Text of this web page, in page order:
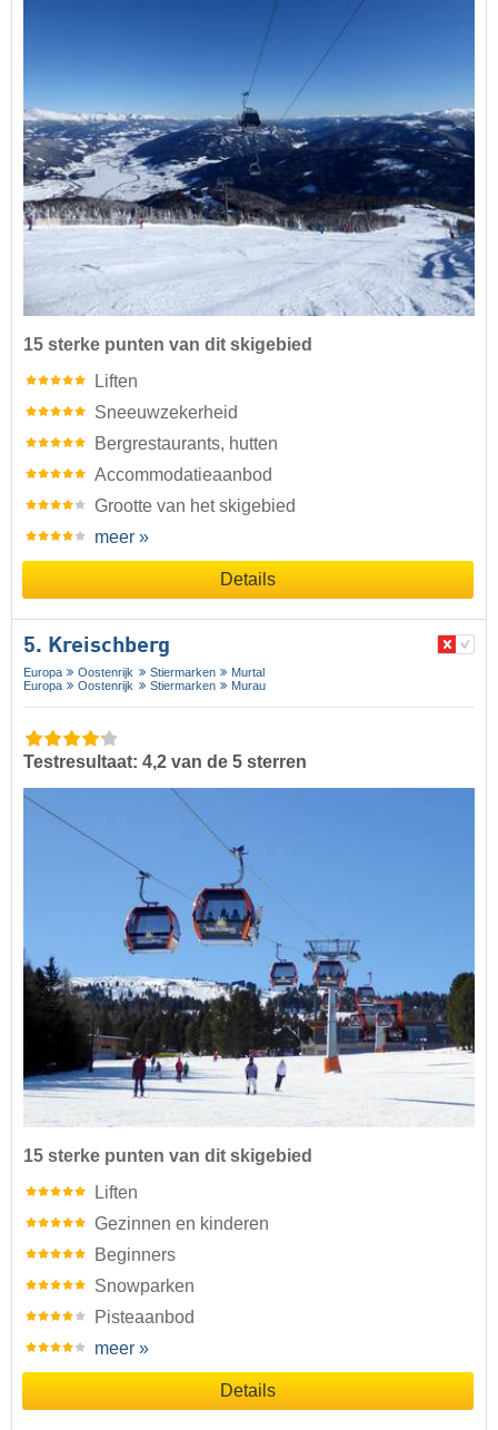
15 sterke punten van dit skigebied
Liften
Sneeuwzekerheid
Bergrestaurants, hutten
Accommodatieaanbod
Grootte van het skigebied
meer »
Details
5. Kreischberg
Europa Oostenrijk Stiermarken
Murtal
Europa
Oostenrijk Stiermarken Murau
Testresultaat: 4,2 van de 5 sterren
15 sterke punten van dit skigebied
Liften
Gezinnen en kinderen
Beginners
Snowparken
Pisteaanbod
meer »
Details